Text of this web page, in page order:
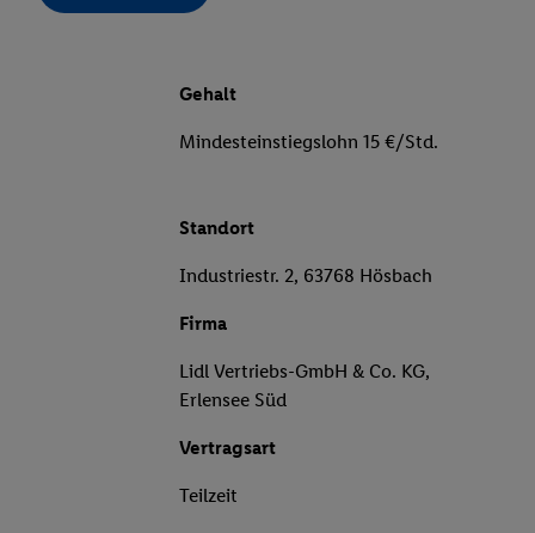
Gehalt
Mindesteinstiegslohn 15 €/Std.
Standort
Industriestr. 2, 63768 Hösbach
Firma
Lidl Vertriebs-GmbH & Co. KG,
Erlensee Süd
Vertragsart
Teilzeit